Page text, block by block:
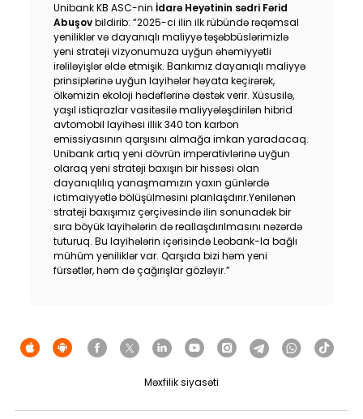
Unibank KB ASC-nin İdarə Heyətinin sədri Fərid
Abuşovbildirib: “2025-ci ilin ilk rübündə rəqəmsal
yeniliklər və dayanıqlı maliyyə təşəbbüslərimizlə
yeni strateji vizyonumuza uyğun əhəmiyyətli
irəliləyişlər əldə etmişik. Bankımız dayanıqlı maliyyə
prinsiplərinə uyğun layihələr həyata keçirərək,
ölkəmizin ekoloji hədəflərinə dəstək verir. Xüsusilə,
yaşıl istiqrazlar vasitəsilə maliyyələşdirilən hibrid
avtomobil layihəsi illik 340 ton karbon
emissiyasının qarşısını almağa imkan yaradacaq.
Unibank artıq yeni dövrün imperativlərinə uyğun
olaraq yeni strateji baxışın bir hissəsi olan
dayanıqlılıq yanaşmamızın yaxın günlərdə
ictimaiyyətlə bölüşülməsini planlaşdırır.Yenilənən
strateji baxışımız çərçivəsində ilin sonunadək bir
sıra böyük layihələrin də reallaşdırılmasını nəzərdə
tuturuq. Bu layihələrin içərisində Leobank-la bağlı
mühüm yeniliklər var. Qarşıda bizi həm yeni
fürsətlər, həm də çağırışlar gözləyir.”
Məxfilik siyasəti